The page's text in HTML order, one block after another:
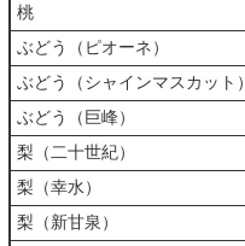
桃
ぶどう（ピオーネ）
ぶどう（シャインマスカット）
ぶどう（巨峰）
梨（二十世紀）
梨（幸水）
梨（新甘泉）